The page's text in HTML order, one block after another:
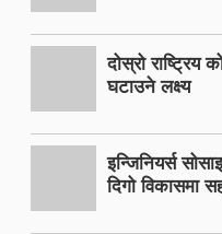
दोस्रो
घटाउने लक्ष्य
इन्जिनियर्स
दिगो विकासमा